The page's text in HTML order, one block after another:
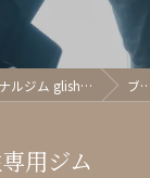
愛知県 名古屋 パーソナルジム glish《グリッシュ》 ブログ
用ジム